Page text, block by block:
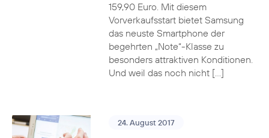
159,90 Euro. Mit diesem
Vorverkaufsstart bietet Samsung
das neuste Smartphone der
begehrten „Note“-Klasse zu
besonders attraktiven Konditionen.
Und weil das noch nicht […]
24. August 2017